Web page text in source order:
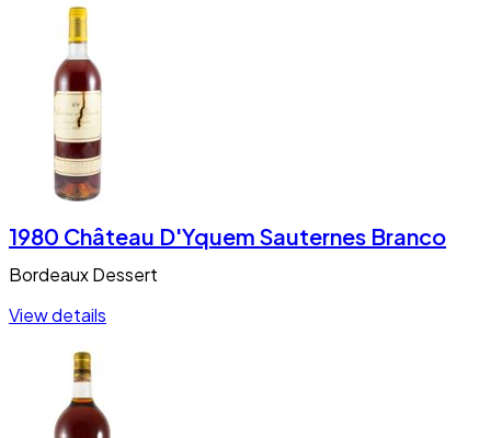
1980 Château D'Yquem Sauternes Branco
BordeauxDessert
View details